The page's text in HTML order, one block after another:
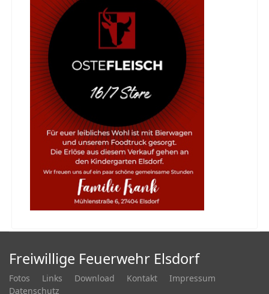
Freiwillige Feuerwehr Elsdorf
Fotos Links Download Kontakt
Impressum
Datenschutz